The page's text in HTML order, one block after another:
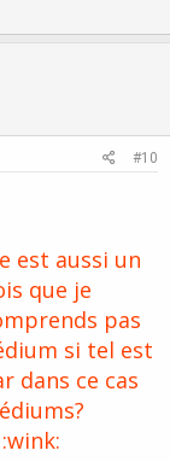
#10
est aussi un
que je
pas
si tel est
dans ce cas